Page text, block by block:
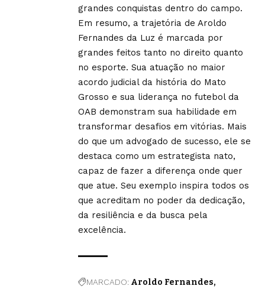
grandes conquistas dentro do campo.
Em resumo, a trajetória de Aroldo
Fernandes da Luz é marcada por
grandes feitos tanto no direito quanto
no esporte. Sua atuação no maior
acordo judicial da história do Mato
Grosso e sua liderança no futebol da
OAB demonstram sua habilidade em
transformar desafios em vitórias. Mais
do que um advogado de sucesso, ele se
destaca como um estrategista nato,
capaz de fazer a diferença onde quer
que atue. Seu exemplo inspira todos os
que acreditam no poder da dedicação,
da resiliência e da busca pela
excelência.
MARCADO: Aroldo Fernandes